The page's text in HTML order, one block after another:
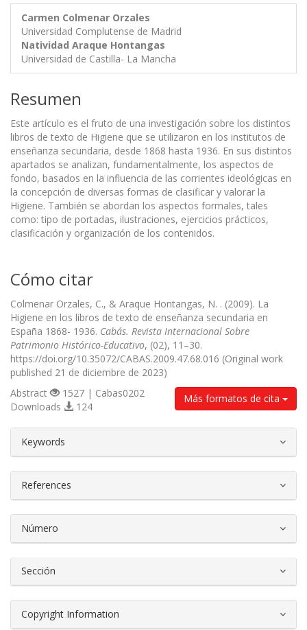
Carmen Colmenar Orzales
Universidad Complutense de Madrid
Natividad Araque Hontangas
Universidad de Castilla- La Mancha
Resumen
Este artículo es el fruto de una investigación sobre los distintos
libros de texto de Higiene que se utilizaron en los institutos de
enseñanza secundaria, desde 1868 hasta 1936. En sus distintos
apartados se analizan, fundamentalmente, los aspectos de
fondo, basados en la influencia de las corrientes ideológicas en
la concepción de diversas formas de clasificar y valorar la
Higiene. También se abordan los aspectos formales, tales
como: tipo de portadas, ilustraciones, ejercicios prácticos,
clasificación y organización de los contenidos.
Cómo citar
Colmenar Orzales, C., & Araque Hontangas, N. . (2009). La
Higiene en los libros de texto de enseñanza secundaria en
España 1868- 1936. Cabás. Revista Internacional Sobre
Patrimonio Histórico-Educativo, (02), 11–30.
https://doi.org/10.35072/CABAS.2009.47.68.016 (Original work
published 21 de diciembre de 2023)
Más formatos de cita
Abstract
1527 | Cabas0202
Downloads
124
Keywords
References
Número
Sección
Copyright Information